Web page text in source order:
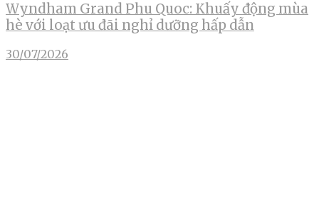
Wyndham Grand Phu Quoc: Khuấy động mùa
hè với loạt ưu đãi nghỉ dưỡng hấp dẫn
30/07/2026